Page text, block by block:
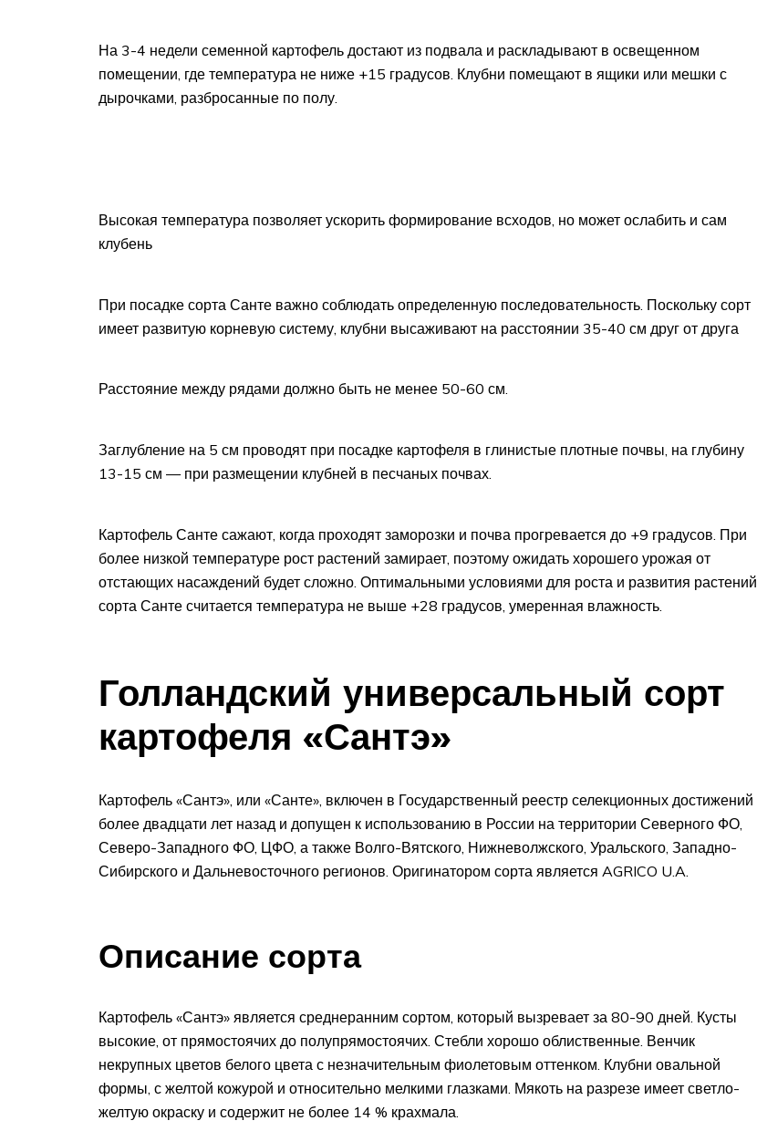
На 3-4 недели семенной картофель достают из подвала и раскладывают в освещенном
помещении, где температура не ниже +15 градусов. Клубни помещают в ящики или мешки с
дырочками, разбросанные по полу.
Высокая температура позволяет ускорить формирование всходов, но может ослабить и сам
клубень
При посадке сорта Санте важно соблюдать определенную последовательность. Поскольку сорт
имеет развитую корневую систему, клубни высаживают на расстоянии 35-40 см друг от друга
Расстояние между рядами должно быть не менее 50-60 см.
Заглубление на 5 см проводят при посадке картофеля в глинистые плотные почвы, на глубину
13-15 см — при размещении клубней в песчаных почвах.
Картофель Санте сажают, когда проходят заморозки и почва прогревается до +9 градусов. При
более низкой температуре рост растений замирает, поэтому ожидать хорошего урожая от
отстающих насаждений будет сложно. Оптимальными условиями для роста и развития растений
сорта Санте считается температура не выше +28 градусов, умеренная влажность.
Голландский универсальный сорт
картофеля «Сантэ»
Картофель «Сантэ», или «Санте», включен в Государственный реестр селекционных достижений
более двадцати лет назад и допущен к использованию в России на территории Северного ФО,
Северо-Западного ФО, ЦФО, а также Волго-Вятского, Нижневолжского, Уральского, Западно-
Сибирского и Дальневосточного регионов. Оригинатором сорта является AGRICO U.A.
Описание сорта
Картофель «Сантэ» является среднеранним сортом, который вызревает за 80-90 дней. Кусты
высокие, от прямостоячих до полупрямостоячих. Стебли хорошо облиственные. Венчик
некрупных цветов белого цвета с незначительным фиолетовым оттенком. Клубни овальной
формы, с желтой кожурой и относительно мелкими глазками. Мякоть на разрезе имеет светло-
желтую окраску и содержит не более 14 % крахмала.